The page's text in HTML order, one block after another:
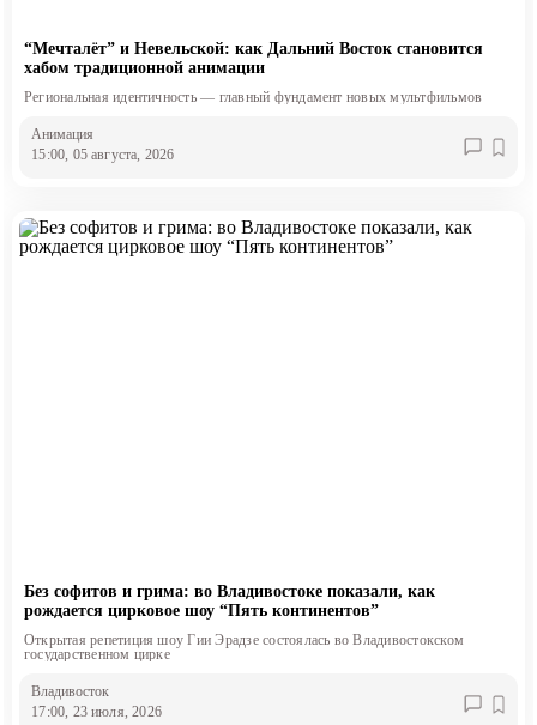
“Мечталёт” и Невельской: как Дальний Восток становится
хабом традиционной анимации
Региональная идентичность — главный фундамент новых мультфильмов
Анимация
15:00, 05 августа, 2026
Без софитов и грима: во Владивостоке показали, как
рождается цирковое шоу “Пять континентов”
Открытая репетиция шоу Гии Эрадзе состоялась во Владивостокском
государственном цирке
Владивосток
17:00, 23 июля, 2026